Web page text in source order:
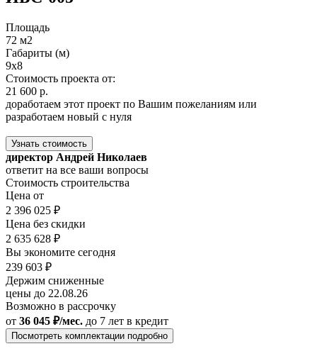
Площадь
72 м2
Габариты (м)
9х8
Стоимость проекта от:
21 600 р.
доработаем этот проект по Вашим пожеланиям или
разработаем новый с нуля
Узнать стоимость
директор Андрей Николаев
ответит на все ваши вопросы
Стоимость строительства
Цена от
2 396 025 ₽
Цена без скидки
2 635 628 ₽
Вы экономите сегодня
239 603 ₽
Держим сниженные
цены до 22.08.26
Возможно в рассрочку
от 36 045 ₽/мес. до 7 лет в кредит
Посмотреть комплектации подробно